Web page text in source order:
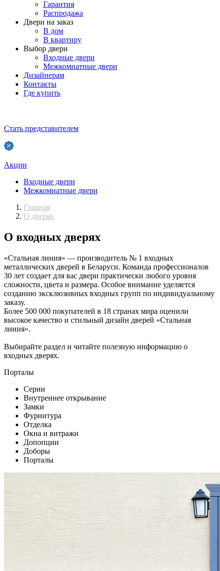
Гарантия
Распродажа
Двери на заказ
В дом
В квартиру
Выбор двери
Входные двери
Межкомнатные двери
Дизайнерам
Контакты
Где купить
Стать представителем
Акции
Входные двери
Межкомнатные двери
Главная
О дверях
О входных дверях
«Стальная линия» — производитель № 1 входных
металлических дверей в Беларуси. Команда профессионалов
30 лет создает для вас двери практически любого уровня
сложности, цвета и размера. Особое внимание уделяется
созданию эксклюзивных входных групп по индивидуальному
заказу.
Более 500 000 покупателей в 18 странах мира оценили
высокое качество и стильный дизайн дверей «Стальная
линия».
Выбирайте раздел и читайте полезную информацию о
входных дверях.
Порталы
Серии
Внутреннее открывание
Замки
Фурнитура
Отделка
Окна и витражи
Допопции
Доборы
Порталы